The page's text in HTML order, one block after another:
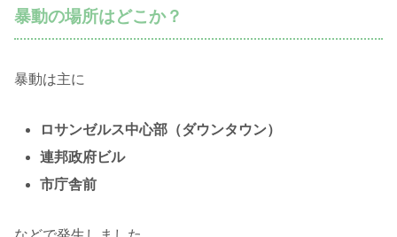
暴動の場所はどこか？
暴動は主に
ロサンゼルス中心部（ダウンタウン）
連邦政府ビル
市庁舎前